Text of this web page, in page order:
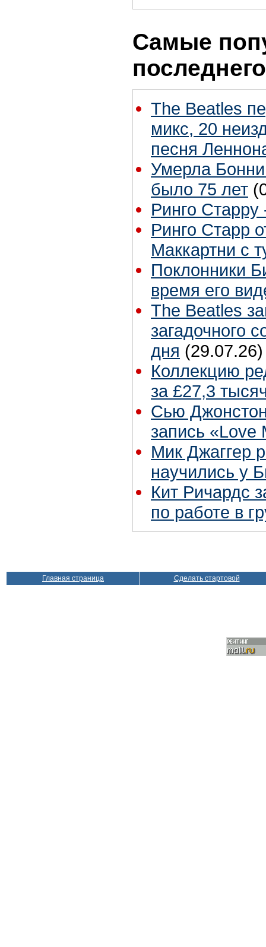
Самые
The Beatles
микс, 20
песня
Умерла
было 75 лет
Ринго Старру
Ринго Старр
Маккартни с
Поклонники
время его
The Beatles
загадочного
дня (29.07.26)
Коллекцию
за £27,3
Сью
запись «Love
Мик Джаггер
научились у
Кит Ричардс
по работе в
Главная страница Сделать стартовой